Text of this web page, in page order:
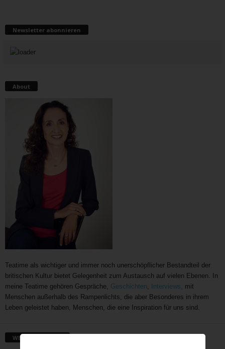
Newsletter abonnieren
About
Teatime als wichtiger und immer noch unerschöpflicher Bestandteil der
britischen Kultur bietet Gelegenheit zum Austausch auf vielen Ebenen. In
meine Teatime gehören Gespräche, Geschichten Interviews,
mit
Menschen außerhalb des Rampenlichts, die aber Besonderes in ihrem
Leben geleistet haben, Menschen, die eine Inspiration für uns sind.
WEITERE ARTIKEL